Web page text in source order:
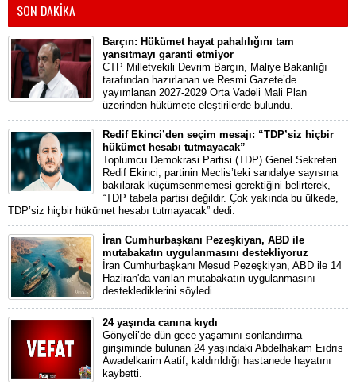
SON DAKİKA
Barçın: Hükümet hayat pahalılığını tam
yansıtmayı garanti etmiyor
CTP Milletvekili Devrim Barçın, Maliye Bakanlığı
tarafından hazırlanan ve Resmi Gazete’de
yayımlanan 2027-2029 Orta Vadeli Mali Plan
üzerinden hükümete eleştirilerde bulundu.
Redif Ekinci’den seçim mesajı: “TDP’siz hiçbir
hükümet hesabı tutmayacak”
Toplumcu Demokrasi Partisi (TDP) Genel Sekreteri
Redif Ekinci, partinin Meclis’teki sandalye sayısına
bakılarak küçümsenmemesi gerektiğini belirterek,
“TDP tabela partisi değildir. Çok yakında bu ülkede,
TDP’siz hiçbir hükümet hesabı tutmayacak” dedi.
İran Cumhurbaşkanı Pezeşkiyan, ABD ile
mutabakatın uygulanmasını destekliyoruz
İran Cumhurbaşkanı Mesud Pezeşkiyan, ABD ile 14
Haziran'da varılan mutabakatın uygulanmasını
desteklediklerini söyledi.
24 yaşında canına kıydı
Gönyeli’de dün gece yaşamını sonlandırma
girişiminde bulunan 24 yaşındaki Abdelhakam Eıdrıs
Awadelkarim Aatif, kaldırıldığı hastanede hayatını
kaybetti.